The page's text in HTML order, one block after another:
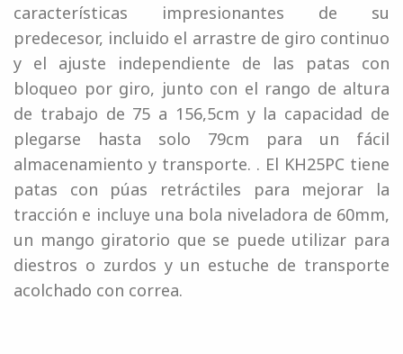
características impresionantes de su
predecesor, incluido el arrastre de giro continuo
y el ajuste independiente de las patas con
bloqueo por giro, junto con el rango de altura
de trabajo de 75 a 156,5cm y la capacidad de
plegarse hasta solo 79cm para un fácil
almacenamiento y transporte. . El KH25PC tiene
patas con púas retráctiles para mejorar la
tracción e incluye una bola niveladora de 60mm,
un mango giratorio que se puede utilizar para
diestros o zurdos y un estuche de transporte
acolchado con correa.